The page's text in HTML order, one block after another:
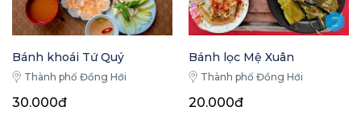
Bánh khoái Tứ Quý
Thành phố Đồng Hới
30.000đ
Bánh lọc Mệ Xuân
Thành phố Đồng Hới
20.000đ